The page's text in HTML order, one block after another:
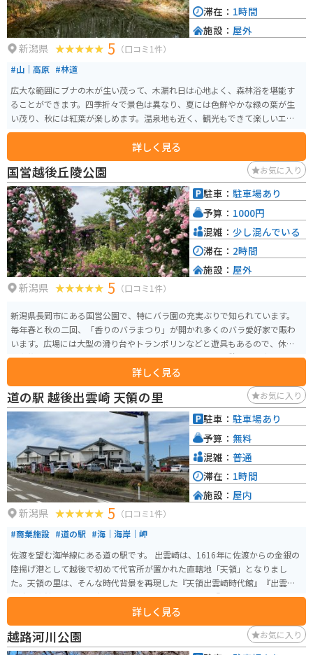
新潟県 5 （口コミ1件）
#山｜高原 #林道
広大な範囲にブナの木が生い茂って、木漏れ日は心地よく、森林浴を堪能す
ることができます。四季折々で景色は異なり、夏には色鮮やかな緑の葉が生
い茂り、秋には紅葉が楽しめます。温泉地も近く、観光もできて楽しいエリ
アです。
詳しく見る
滞在： 1時間
施設： 屋外
国営越後丘陵公園 お気に入り
新潟県 5 （口コミ1件）
新潟県長岡市にある国営公園で、特にバラ園の充実ぶりで知られています。
毎年春と秋の二回、「香りのバラまつり」が開かれ多くのバラ愛好家で賑わ
います。広場には大型の滑り台やトランポリンなどと遊具もあるので、休日
は家族連れで賑わっています。建物内にはレストランや休憩施設も完備され
詳しく見る
駐車： 駐車場あり
予算： 1000円
混雑： 少し混んでいる
滞在： 2時間
施設： 屋外
道の駅 越後出雲崎 天領の里 お気に入り
新潟県 5 （口コミ1件）
#商業施設 #道の駅 #海｜海岸｜岬
佐渡を望む海岸線にある道の駅です。 出雲崎は、1616年に佐渡からの金銀の
陸揚げ港として越後で初めて代官所が置かれた直轄地「天領」となりまし
た。天領の里は、そんな時代背景を再現した『天領出雲崎時代館』『出雲崎
石油記念館』、そして出雲崎と周辺の物産を販売する『物産センター』、旬
の海の幸をお楽しみ頂ける食事処『陣や』、野外で憩う『日本海夕日公
園』、観光スポット『夕凪の橋』等があり、休憩所だけでなく観光地として
も楽しめる場所です。
詳しく見る
駐車： 駐車場あり
予算： 無料
混雑： 普通
滞在： 1時間
施設： 屋内
越路河川公園 お気に入り